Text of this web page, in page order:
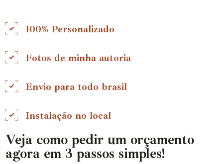
100% Personalizado
Fotos de minha autoria
Envio para todo brasil
Instalação no local
Veja como pedir um orçamento
agora em 3 passos simples!